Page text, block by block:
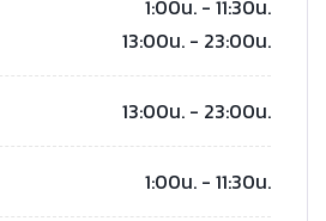
1:00น. - 11:30น.
13:00น. - 23:00น.
13:00น. - 23:00น.
1:00น. - 11:30น.